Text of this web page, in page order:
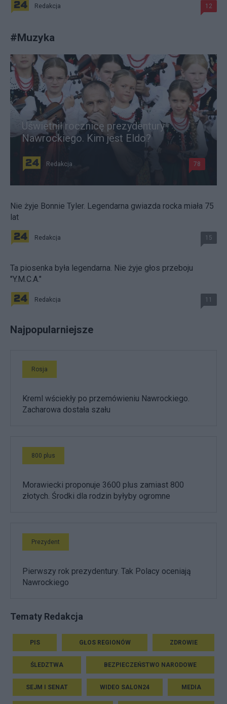
Redakcja 12
#Muzyka
Uświetnił rocznicę prezydentury
Nawrockiego. Kim jest Eldo?
Redakcja 78
Nie żyje Bonnie Tyler. Legendarna gwiazda rocka miała 75
lat
Redakcja 15
Ta piosenka była legendarna. Nie żyje głos przeboju
"Y.M.C.A."
Redakcja 11
Najpopularniejsze
Rosja
Kreml wściekły po przemówieniu Nawrockiego.
Zacharowa dostała szału
800 plus
Morawiecki proponuje 3600 plus zamiast 800
złotych. Środki dla rodzin byłyby ogromne
Prezydent
Pierwszy rok prezydentury. Tak Polacy oceniają
Nawrockiego
Tematy Redakcja
PIS GŁOS REGIONÓW ZDROWIE
ŚLEDZTWA BEZPIECZEŃSTWO NARODOWE
SEJM I SENAT WIDEO SALON24 MEDIA